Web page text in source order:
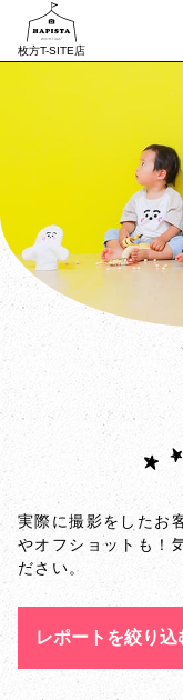
枚方T-SITE店
実際に撮影をしたお
やオフショットも！
ださい。
レポートを絞り込